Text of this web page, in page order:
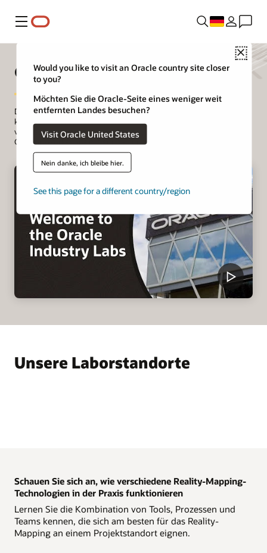
Menü
Close
Would you like to visit an Oracle country site closer
to you?
Möchten Sie die Oracle-Seite eines weniger weit
entfernten Landes besuchen?
Visit Oracle United States
Nein danke, ich bleibe hier.
See this page for a different country/region
Oracle Industry Lab
Das Oracle Industry Lab entwickelt Lösungen zur Bewältigung
komplexer Herausforderungen in verschiedenen Branchen. Wir
veranstalten an Standorten auf der ganzen Welt Besuche und Co-
Creation-Workshops mit Kunden und Partnern.
Unsere Laborstandorte
Schauen Sie sich an, wie verschiedene Reality-Mapping-
Technologien in der Praxis funktionieren
Lernen Sie die Kombination von Tools, Prozessen und
Teams kennen, die sich am besten für das Reality-
Mapping an einem Projektstandort eignen.